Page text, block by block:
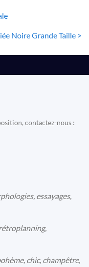
Noire Grande Taille >
contactez-nous :
essayages,
chic, champêtre,